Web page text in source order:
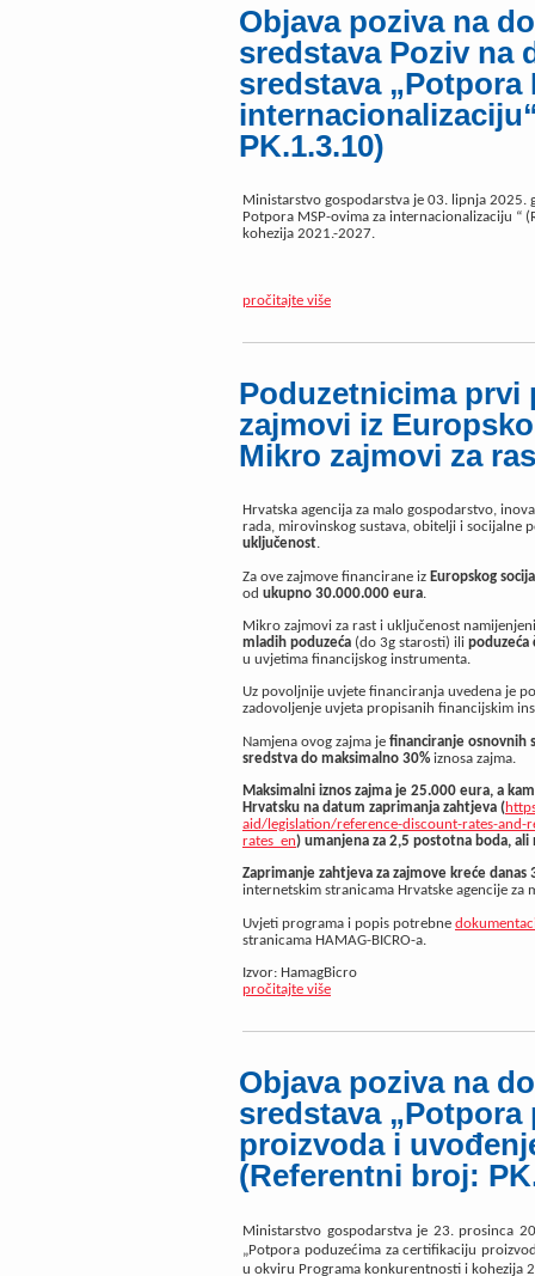
Objava poziva na
sredstava Poziv na
sredstava „Potpora
PK.1.3.10)
Ministarstvo gospodarstva je 03. lipnja 2025.
Potpora MSP-ovima za internacionalizaciju
kohezija 2021.-2027.
pročitajte više
Poduzetnicima prvi
zajmovi iz
Mikro zajmovi za
Hrvatska agencija za malo gospodarstvo,
rada, mirovinskog sustava, obitelji i socijalne
uključenost.
Za ove zajmove financirane iz Europskog
od ukupno 30.000.000 eura.
Mikro zajmovi za rast i uključenost
mladih poduzeća (do 3g starosti) ili poduzeća
u uvjetima financijskog instrumenta.
Uz povoljnije uvjete financiranja uvedena je
zadovoljenje uvjeta propisanih financijskim
Namjena ovog zajma je financiranje osnovnih
sredstva do maksimalno 30% iznosa zajma.
Maksimalni iznos zajma je 25.000 eura, a
Hrvatsku na datum zaprimanja zahtjeva (
aid/legislation/reference-discount-rates-
rates_en) umanjena za 2,5 postotna boda, ali
Zaprimanje zahtjeva za zajmove kreće
internetskim stranicama Hrvatske agencije za
Uvjeti programa i popis potrebne
stranicama HAMAG-BICRO-a.
Izvor: HamagBicro
pročitajte više
Objava poziva na
sredstava
proizvoda i
(Referentni broj:
Ministarstvo gospodarstva je 23. prosinca
„Potpora poduzećima za certifikaciju
u okviru Programa konkurentnosti i kohezija